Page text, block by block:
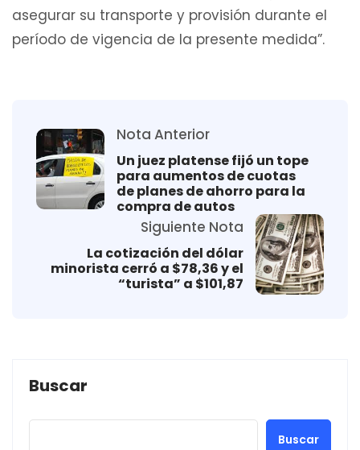
asegurar su transporte y provisión durante el
período de vigencia de la presente medida”.
Nota Anterior
Un juez platense fijó un tope
para aumentos de cuotas
de planes de ahorro para la
compra de autos
Siguiente Nota
La cotización del dólar
minorista cerró a $78,36 y el
“turista” a $101,87
Buscar
Buscar